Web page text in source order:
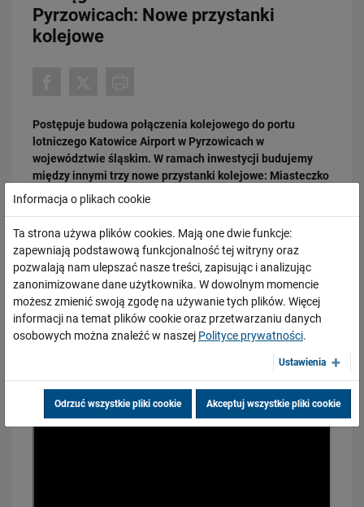
Pyrzowicach: Nowe przystanki
kolejowe
Postępuje budowa połączenia kolejowego do portu
lotniczego Katowice Airport w Pyrzowicach w
województwie śląskim. W ramach inwestycji budujemy
między innymi trzy nowe przystanki kolejowe: Miasteczko
Śląskie Centrum, Mierzęcice oraz Zawiercie Kądzielów.
Na jakim etapie są prace? O tym w materiale!
Wersja filmu z audiodeskrypcją dla osób niewidomych i
niedowidzących pod linkiem:
https://youtu.be/T26NQ4eXWk8
17.02.2026
Zmieniamy linię kolejową Warszawa Wawer – Otwock!
PRZECZYTAJ
Informacja o plikach cookie
Ta strona używa plików cookies. Mają one dwie funkcje:
zapewniają podstawową funkcjonalność tej witryny oraz
pozwalają nam ulepszać nasze treści, zapisując i analizując
zanonimizowane dane użytkownika. W dowolnym momencie
możesz zmienić swoją zgodę na używanie tych plików. Więcej
informacji na temat plików cookie oraz przetwarzaniu danych
osobowych można znaleźć w naszej Polityce prywatności.
Ustawienia
Odrzuć wszystkie pliki cookie Akceptuj wszystkie pliki cookie